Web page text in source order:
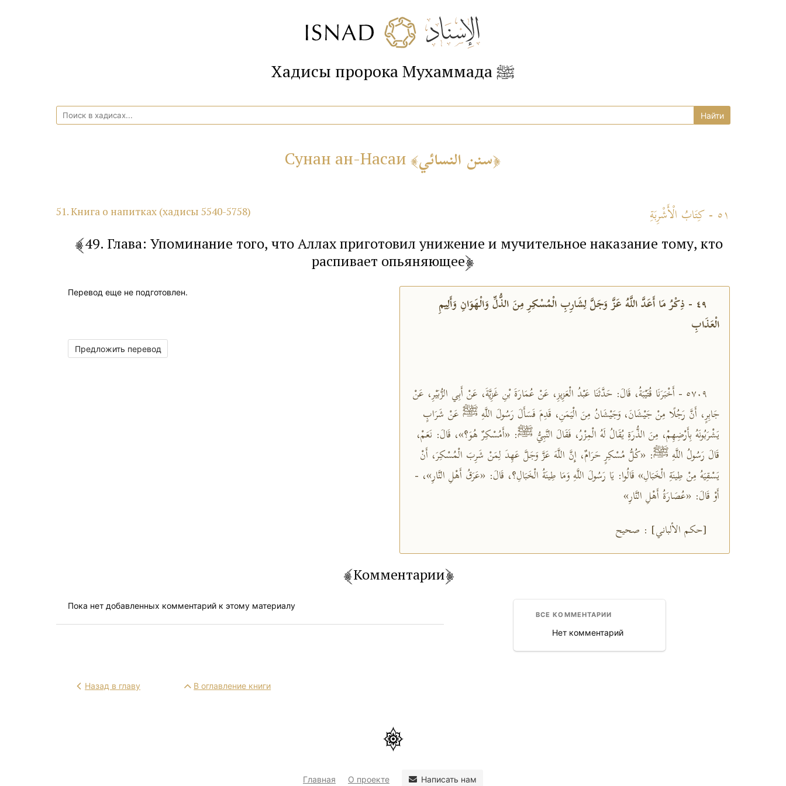
Хадисы пророка Мухаммада ﷺ
Сунан ан-Насаи سنن النسائي
51. Книга о напитках (хадисы 5540-5758) ٥١ - كِتَابُ الْأَشْرِبَةِ
49. Глава: Упоминание того, что Аллах приготовил унижение и мучительное наказание тому, кто
распивает опьяняющее
Перевод еще не подготовлен.
Предложить перевод
٤٩ - ذِكْرُ مَا أَعَدَّ اللَّهُ عَزَّ وَجَلَّ لِشَارِبِ الْمُسْكِرِ مِنَ الذُّلِّ وَالْهَوَانِ وَأَلِيمِ
الْعَذَابِ
٥٧٠٩ - أَخْبَرَنَا قُتَيْبَةُ، قَالَ: حَدَّثَنَا عَبْدُ الْعَزِيزِ، عَنْ عُمَارَةَ بْنِ غَزِيَّةَ، عَنْ أَبِي الزُّبَيْرِ، عَنْ
جَابِرٍ، أَنَّ رَجُلًا مِنْ جَيْشَانَ، وَجَيْشَانُ مِنَ الْيَمَنِ، قَدِمَ فَسَأَلَ رَسُولَ اللَّهِ ﷺ عَنْ شَرَابٍ
يَشْرَبُونَهُ بِأَرْضِهِمْ، مِنَ الذُّرَةِ يُقَالُ لَهُ الْمِزْرُ، فَقَالَ النَّبِيُّ ﷺ: «أَمُسْكِرٌ هُوَ؟»، قَالَ: نَعَمْ،
قَالَ رَسُولُ اللَّهِ ﷺ: «كُلُّ مُسْكِرٍ حَرَامٌ، إِنَّ اللَّهَ عَزَّ وَجَلَّ عَهِدَ لِمَنْ شَرِبَ الْمُسْكِرَ، أَنْ
يَسْقِيَهُ مِنْ طِينَةِ الْخَبَالِ» قَالُوا: يَا رَسُولَ اللَّهِ وَمَا طِينَةُ الْخَبَالِ؟، قَالَ: «عَرَقُ أَهْلِ النَّارِ»، -
أَوْ قَالَ: «عُصَارَةُ أَهْلِ النَّارِ»
[حكم الألباني] : صحيح
Комментарии
Пока нет добавленных комментарий к этому материалу
ВСЕ КОММЕНТАРИИ
Нет комментарий
Назад в главу В оглавление книги
Главная О проекте Написать нам